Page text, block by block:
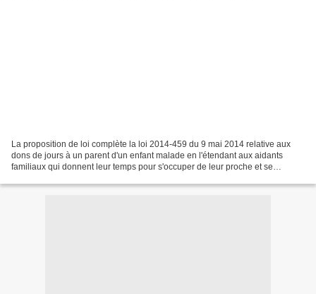
La proposition de loi complète la loi 2014-459 du 9 mai 2014 relative aux
dons de jours à un parent d'un enfant malade en l'étendant aux aidants
familiaux qui donnent leur temps pour s'occuper de leur proche et se